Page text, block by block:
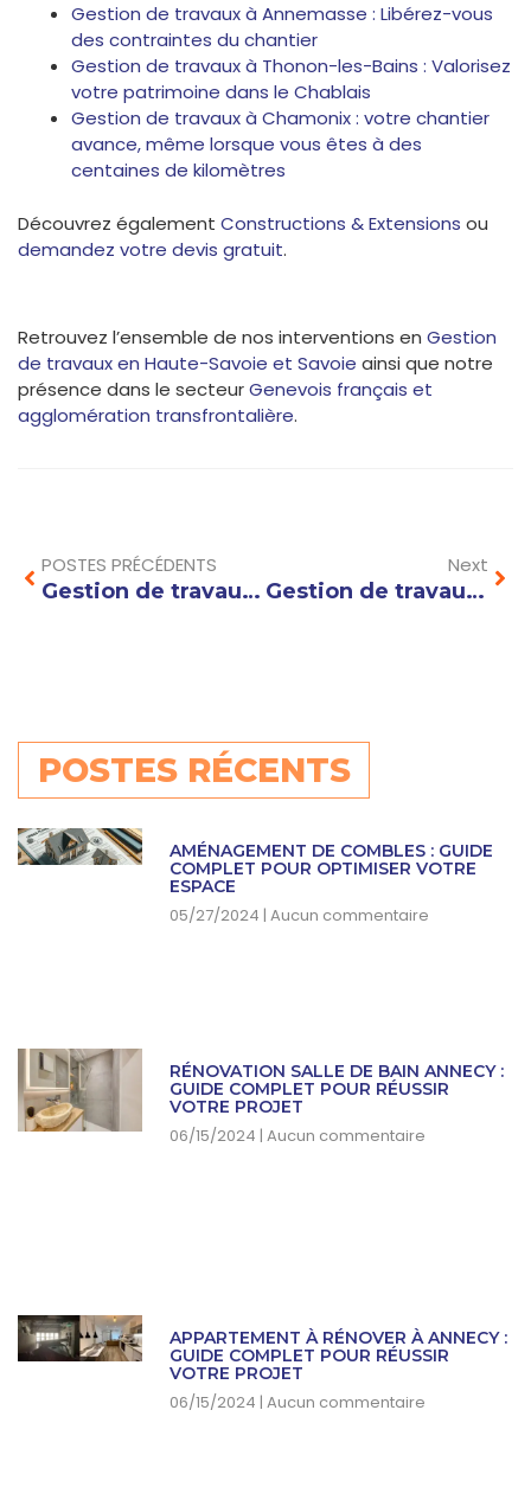
Gestion de travaux à Annemasse : Libérez-vous
des contraintes du chantier
Gestion de travaux à Thonon-les-Bains : Valorisez
votre patrimoine dans le Chablais
Gestion de travaux à Chamonix : votre chantier
avance, même lorsque vous êtes à des
centaines de kilomètres
Découvrez également Constructions & Extensions ou
demandez votre devis gratuit.
Retrouvez l’ensemble de nos interventions en Gestion
de travaux en Haute-Savoie et Savoie ainsi que notre
présence dans le secteurGenevois français et
agglomération transfrontalière.
POSTES PRÉCÉDENTS
Gestion de travaux à Thonon-les-Bains : Valorisez votre patrimoine dans le Chablais
Next
Gestion de travaux à Ferney-Voltaire : gagnez du temps, nous gérons votre chantier
POSTES RÉCENTS
AMÉNAGEMENT DE COMBLES : GUIDE
COMPLET POUR OPTIMISER VOTRE
ESPACE
05/27/2024 Aucun commentaire
RÉNOVATION SALLE DE BAIN ANNECY :
GUIDE COMPLET POUR RÉUSSIR
VOTRE PROJET
06/15/2024 Aucun commentaire
APPARTEMENT À RÉNOVER À ANNECY :
GUIDE COMPLET POUR RÉUSSIR
VOTRE PROJET
06/15/2024 Aucun commentaire